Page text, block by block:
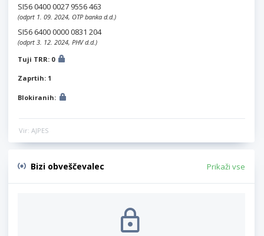
SI56 0400 0027 9556 463
(odprt 1. 09. 2024, OTP banka d.d.)
SI56 6400 0000 0831 204
(odprt 3. 12. 2024, PHV d.d.)
Tuji TRR: 0
Zaprtih: 1
Blokiranih:
Vir: AJPES
Bizi obveščevalec Prikaži vse